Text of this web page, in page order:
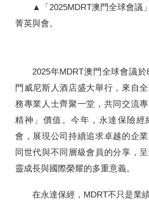
▲「2025MDRT澳門全球會議
菁英與會。
2025年MDRT澳門全球會議
門威尼斯人酒店盛大舉行，來自
務專業人士齊聚一堂，共同交流
精神」價值。今年，永達保險經
會，展現公司持續追求卓越的企
同世代與不同層級會員的分享，
靈成長與國際榮耀的多重意義。
在永達保經，MDRT不只是業